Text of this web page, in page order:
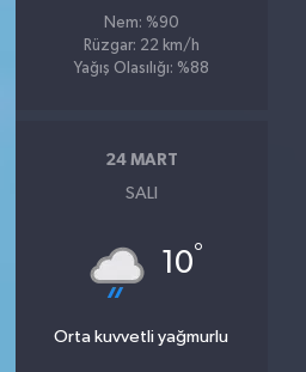
Nem: %90
Rüzgar: 22 km/h
Yağış Olasılığı: %88
24 MART
SALI
10°
Orta kuvvetli yağmurlu